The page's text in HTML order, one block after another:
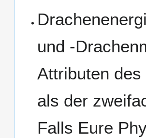
und -
Attributen
als der
Falls Eure